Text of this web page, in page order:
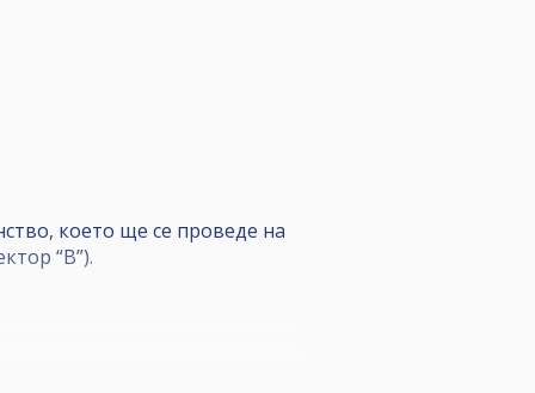
което ще се проведе на
“В”).